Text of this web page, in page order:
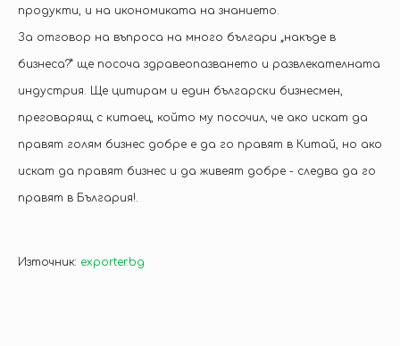
продукти, и на икономиката на знанието.
За отговор на въпроса на много българи „накъде в
бизнеса?” ще посоча здравеопазването и развлекателната
индустрия. Ще цитирам и един български бизнесмен,
преговарящ с китаец, който му посочил, че ако искат да
правят голям бизнес добре е да го правят в Китай, но ако
искат да правят бизнес и да живеят добре - следва да го
правят в България!.
Източник: exporter.bg